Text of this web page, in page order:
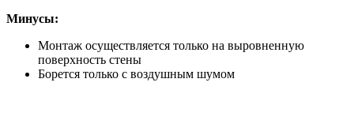
Минусы:
Монтаж осуществляется только на выровненную
поверхность стены
Борется только с воздушным шумом